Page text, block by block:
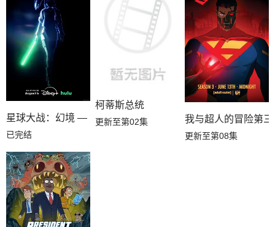
星球大战：幻境 — 第九个绝地武士
已完结
柯蒂斯总统
更新至第02集 我与超人的冒险第三
更新至第08集